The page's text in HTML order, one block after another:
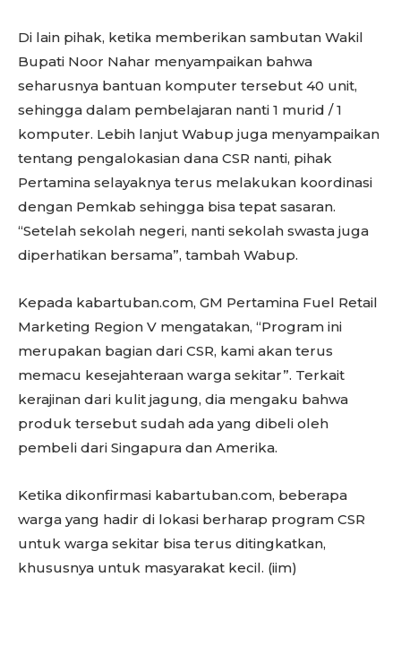
Di lain pihak, ketika memberikan sambutan Wakil
Bupati Noor Nahar menyampaikan bahwa
seharusnya bantuan komputer tersebut 40 unit,
sehingga dalam pembelajaran nanti 1 murid / 1
komputer. Lebih lanjut Wabup juga menyampaikan
tentang pengalokasian dana CSR nanti, pihak
Pertamina selayaknya terus melakukan koordinasi
dengan Pemkab sehingga bisa tepat sasaran.
“Setelah sekolah negeri, nanti sekolah swasta juga
diperhatikan bersama”, tambah Wabup.
Kepada kabartuban.com, GM Pertamina Fuel Retail
Marketing Region V mengatakan, “Program ini
merupakan bagian dari CSR, kami akan terus
memacu kesejahteraan warga sekitar”. Terkait
kerajinan dari kulit jagung, dia mengaku bahwa
produk tersebut sudah ada yang dibeli oleh
pembeli dari Singapura dan Amerika.
Ketika dikonfirmasi kabartuban.com, beberapa
warga yang hadir di lokasi berharap program CSR
untuk warga sekitar bisa terus ditingkatkan,
khususnya untuk masyarakat kecil. (iim)